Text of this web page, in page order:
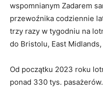
wspomnianym Zadarem
przewoźnika codziennie
trzy razy w tygodniu na
do Bristolu, East
Od początku 2023 roku
ponad 330 tys. pasażerów.